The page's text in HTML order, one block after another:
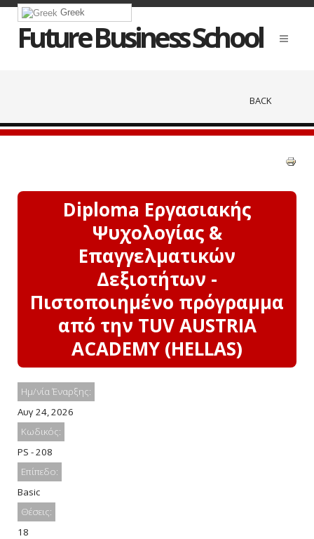
Greek
Future Business School
BACK
Diploma Εργασιακής
Ψυχολογίας &
Επαγγελματικών
Δεξιοτήτων -
Πιστοποιημένο πρόγραμμα
από την TUV AUSTRIA
ACADEMY (HELLAS)
Ημ/νία Έναρξης:
Αυγ 24, 2026
Κωδικός:
PS - 208
Επίπεδο:
Basic
Θέσεις:
18